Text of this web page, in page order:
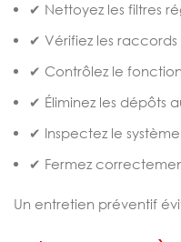
✔ Nettoyez les filtres
✔ Vérifiez les raccords
✔ Contrôlez le
✔ Éliminez les dépôts
✔ Inspectez le
✔ Fermez
Un entretien préventif